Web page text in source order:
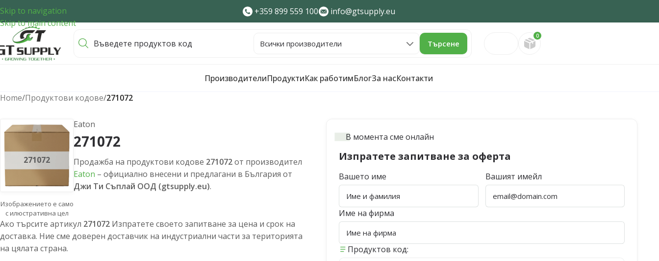
Skip to navigation
Skip to main content
+359 899 559 100 info@gtsupply.eu
Търсене
0
ПроизводителиПродуктиКак работимБлогЗа насКонтакти
Home/Продуктови кодове/271072
271072
Изображението е само
с илюстративна цел
Eaton
271072
Продажба на продуктови кодове 271072от производител
Eaton – официално внесени и предлагани в България от
Джи Ти Съплай ООД (gtsupply.eu).
Ако търсите артикул 271072 Изпратете своето запитване за цена и срок на
доставка. Ние сме доверен доставчик на индустриални части за територията
на цялата страна.
В момента сме онлайн
Изпратете запитване за оферта
Вашето име Вашият имейл
Име на фирма
Продуктов код: